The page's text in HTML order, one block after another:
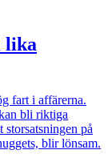
lika
fart i affärerna.
bli riktiga
på
blir lönsam.